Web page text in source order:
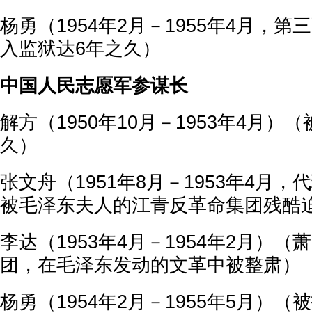
杨勇（1954年2月－1955年4月，第
入监狱达6年之久）
中国人民志愿军参谋长
解方（1950年10月－1953年4月）（
久）
张文舟（1951年8月－1953年4月，
被毛泽东夫人的江青反革命集团残酷
李达（1953年4月－1954年2月）（
团，在毛泽东发动的文革中被整肃）
杨勇（1954年2月－1955年5月）（